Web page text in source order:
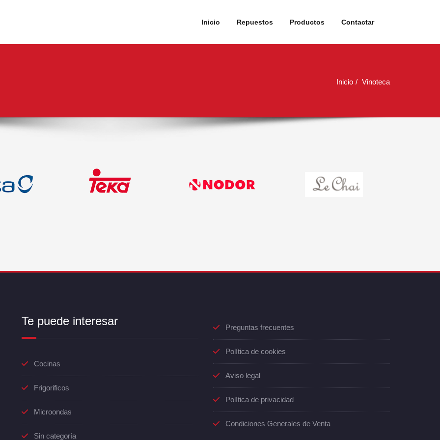
Inicio Repuestos Productos Contactar
Inicio Vinoteca
Te puede interesar
Cocinas
Frigorificos
Microondas
Sin categoría
Preguntas frecuentes
Política de cookies
Aviso legal
Política de privacidad
Condiciones Generales de Venta